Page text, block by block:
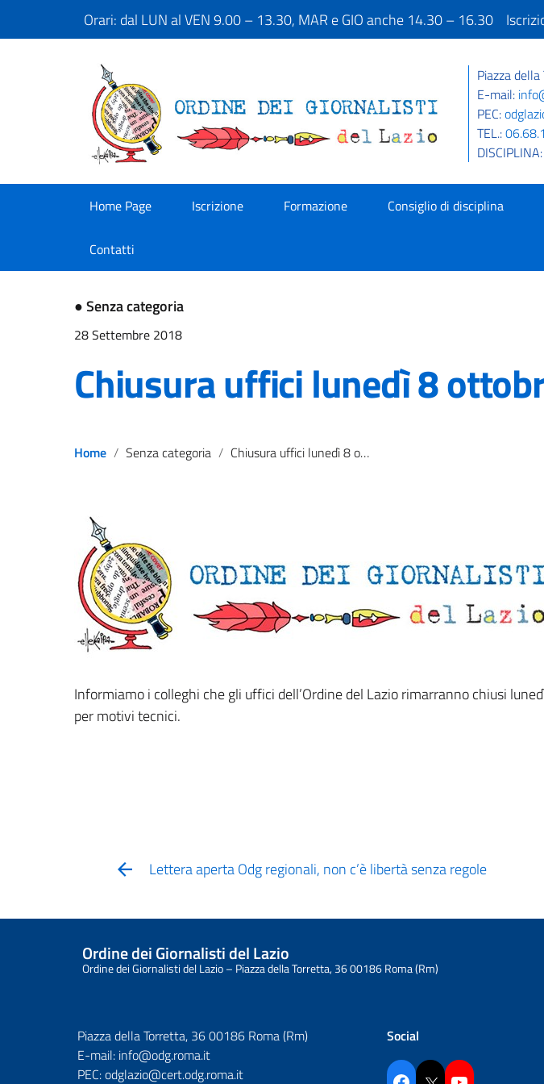
Orari: dal LUN al VEN 9.00 – 13.30, MAR e GIO anche 14.30 – 16.30
Piazza
E-mail:
PEC:
TEL.:
DISCIPLINA:
Home Page Iscrizione Formazione Consiglio di disciplina
Contatti
●Senza categoria
28 Settembre 2018
Chiusura uffici lunedì 8
Home Senza categoria Chiusura uffici lunedì 8 ottobre
Informiamo i colleghi che gli uffici dell’Ordine del Lazio rimarranno chiusi
per motivi tecnici.
Lettera aperta Odg regionali, non c’è libertà senza regole
Ordine dei Giornalisti del Lazio
Ordine dei Giornalisti del Lazio – Piazza della Torretta, 36 00186 Roma (Rm)
Piazza della Torretta, 36 00186 Roma (Rm)
E-mail: info@odg.roma.it
PEC:odglazio@cert.odg.roma.it
Social